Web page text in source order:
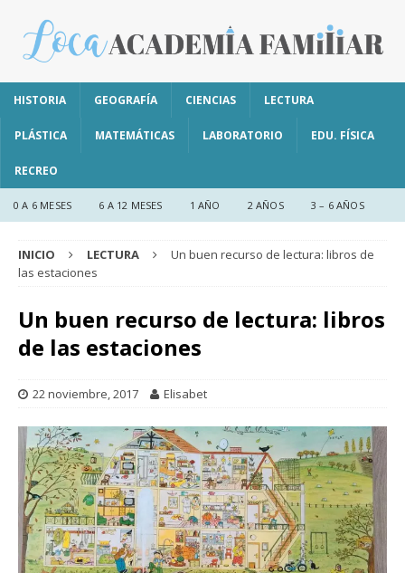
HISTORIA GEOGRAFÍA CIENCIAS LECTURA
PLÁSTICA MATEMÁTICAS LABORATORIO EDU. FÍSICA
RECREO
0 A 6 MESES 6 A 12 MESES 1 AÑO 2 AÑOS 3 – 6 AÑOS
INICIO LECTURA
Un buen recurso de lectura: libros de
las estaciones
Un buen recurso de lectura: libros
de las estaciones
22 noviembre, 2017 Elisabet